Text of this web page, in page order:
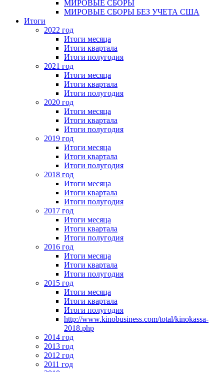
МИРОВЫЕ СБОРЫ
МИРОВЫЕ СБОРЫ БЕЗ УЧЕТА США
Итоги
2022 год
Итоги месяца
Итоги квартала
Итоги полугодия
2021 год
Итоги месяца
Итоги квартала
Итоги полугодия
2020 год
Итоги месяца
Итоги квартала
Итоги полугодия
2019 год
Итоги месяца
Итоги квартала
Итоги полугодия
2018 год
Итоги месяца
Итоги квартала
Итоги полугодия
2017 год
Итоги месяца
Итоги квартала
Итоги полугодия
2016 год
Итоги месяца
Итоги квартала
Итоги полугодия
2015 год
Итоги месяца
Итоги квартала
Итоги полугодия
http://www.kinobusiness.com/total/kinokassa-
2018.php
2014 год
2013 год
2012 год
2011 год